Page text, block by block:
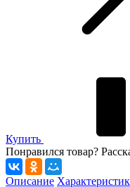
Купить
Понравился товар?
Описание